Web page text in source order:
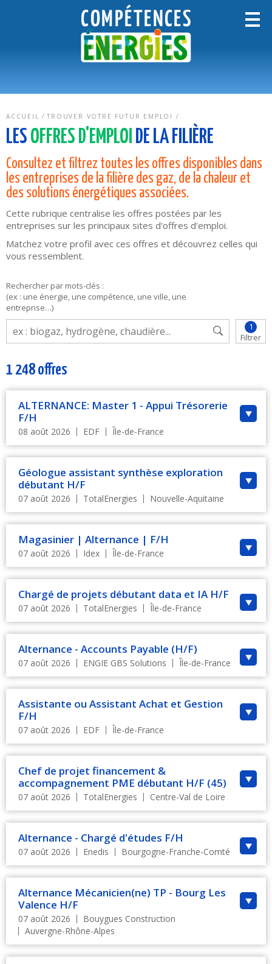
ACCUEIL TROUVER VOTRE FUTUR EMPLOI
LES OFFRES D'EMPLOI DE LA FILIÈRE
Consultez et filtrez toutes les offres disponibles dans
les entreprises de la filière des gaz, de la chaleur et
des solutions énergétiques associées.
Cette rubrique centralise les offres postées par les
entreprises sur les principaux sites d'offres d'emploi.
Matchez votre profil avec ces offres et découvrez celles qui
vous ressemblent.
Rechercher par mots-clés :
(ex : une énergie, une compétence, une ville, une
entreprise…)
1
Filtrer
1 248 offres
ALTERNANCE: Master 1 - Appui Trésorerie
F/H
08 août 2026 EDF Île-de-France
Géologue assistant synthèse exploration
débutant H/F
07 août 2026 TotalEnergies Nouvelle-Aquitaine
Magasinier | Alternance | F/H
07 août 2026 Idex Île-de-France
Chargé de projets débutant data et IA H/F
07 août 2026 TotalEnergies Île-de-France
Alternance - Accounts Payable (H/F)
07 août 2026 ENGIE GBS Solutions Île-de-France
Assistante ou Assistant Achat et Gestion
F/H
07 août 2026 EDF Île-de-France
Chef de projet financement &
accompagnement PME débutant H/F (45)
07 août 2026 TotalEnergies Centre-Val de Loire
Alternance - Chargé d'études F/H
07 août 2026 Enedis Bourgogne-Franche-Comté
Alternance Mécanicien(ne) TP - Bourg Les
Valence H/F
07 août 2026
Bouygues Construction
Auvergne-Rhône-Alpes
Actualisation des résultats...